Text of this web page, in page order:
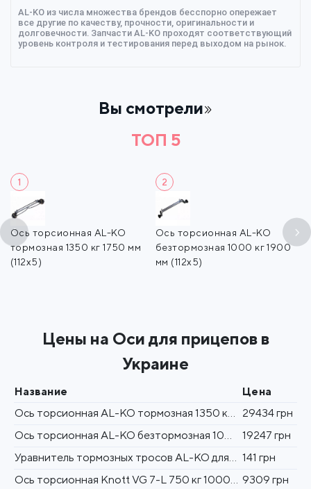
AL-KO из числа множества брендов бесспорно опережает
все другие по качеству, прочности, оригинальности и
долговечности. Запчасти AL-KO проходят соответствующий
уровень контроля и тестирования перед выходом на рынок.
Вы смотрели
ТОП 5
1
Ось торсионная AL-KO
тормозная 1350 кг 1750 мм
(112х5)
2
Ось торсионная AL-KO
безтормозная 1000 кг 1900
мм (112х5)
Цены на Оси для прицепов в
Украине
Название
Цена
29434 грн
19247 грн
141 грн
9309 грн